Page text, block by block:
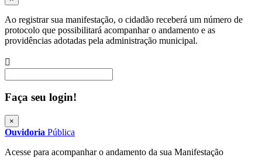
Ao registrar sua manifestação, o cidadão receberá um número de
protocolo que possibilitará acompanhar o andamento e as
providências adotadas pela administração municipal.
Faça seu login!
×
Ouvidoria Pública
Acesse para acompanhar o andamento da sua Manifestação